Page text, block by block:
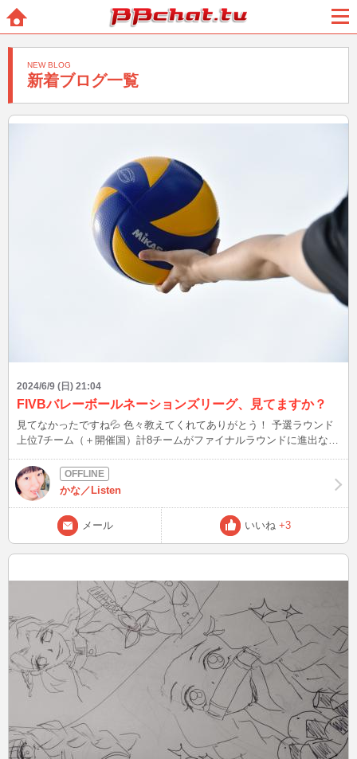
BBchatTV
新着ブログ一覧
NEW BLOG
2024/6/9 (日) 21:04
FIVBバレーボールネーションズリーグ、見てますか？
見てなかったですね💦 色々教えてくれてありがとう！ 予選ラウンド
上位7チーム（＋開催国）計8チームがファイナルラウンドに進出なの
にこの順位はすごいね！ 日本は男女どちらも予選突破圏内Σ(￣。￣ﾉ)
ﾉ 女子はパリ五輪のキップかかってるから、順位落とさなければ突破
できるかな？？ 「石川祐希選手、日本のキャップテン 高橋藍選手、
イケメンだろ？ 全日本を引っ張ってるのは実際この二人 」 へ
ぇ〜〜〜〜〜〜〜、そうなんだぁ！！ 若くてイケメン、そして日本
代表ってカッコいい(´⊙ω⊙`) まさに、日本チームの要と言っても過言
https://x.com/vking_jp/status/1799411331050926473 すごい集中力、
実況も客席も大盛り上がり！！ 普段どんな練習したら、咄嗟にこう
いうプレイできるんだろう？？ 「セッターの関田離脱がいたいね だ
からポーランド戦は石川も高橋もでなかった 」 関田さんの離脱、ち
ょっと調べたよ！！ ヒェェェェェェ、マジで痛そう💦 痛めた部位
生々しい😭 予選はポーランド戦負けちゃったけど、ファイナルラウ
ンドはわからないね！ これからが楽しみだ✨ 皆さんは、FIVBバレー
ボールネーションズリーグ、見てますか？ この後、22:30 風が強めで
す、外干ししてる人は飛ばされないよう、気をつけましょう⚠️ ブログ
は皆様から頂いたご質問、教えてもらったこと、盛り上がった話題を
発信！ 良いなと思った方は、お気に入り登録よろしくお願いします
かな／Listen
メール いいね +3